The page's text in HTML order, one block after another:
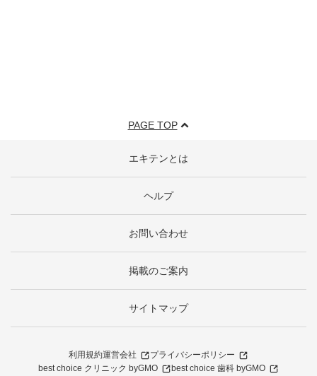
PAGE TOP
エキテンとは
ヘルプ
お問い合わせ
掲載のご案内
サイトマップ
利用規約運営会社
プライバシーポリシー
best choice クリニック byGMO
best choice 歯科 byGMO